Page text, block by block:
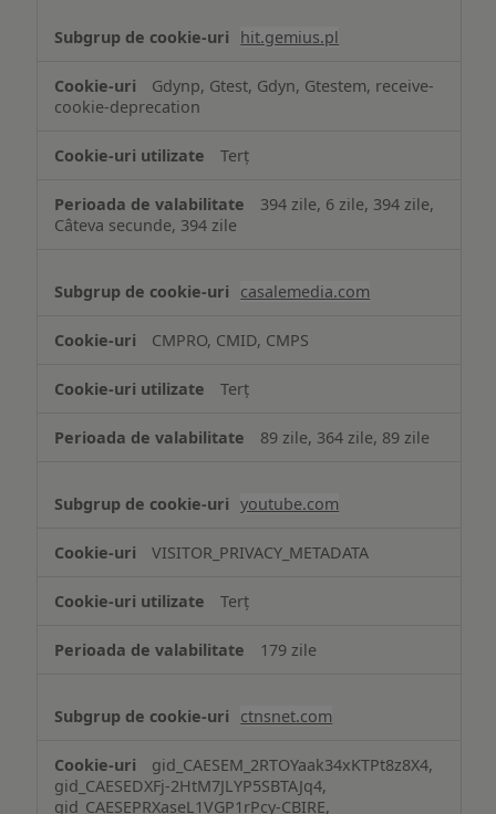
hit.gemius.pl
Gdynp, Gtest, Gdyn, Gtestem, receive-
cookie-deprecation
Terț
394 zile, 6 zile, 394 zile,
Câteva secunde, 394 zile
casalemedia.com
CMPRO, CMID, CMPS
Terț
89 zile, 364 zile, 89 zile
youtube.com
VISITOR_PRIVACY_METADATA
Terț
179 zile
ctnsnet.com
gid_CAESEM_2RTOYaak34xKTPt8z8X4,
gid_CAESEDXFj-2HtM7JLYP5SBTAJq4,
gid_CAESEPRXaseL1VGP1rPcy-CBIRE,